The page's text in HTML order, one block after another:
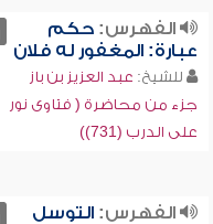
الفهرس:حكم
عبارة: المغفور له فلان
للشيخ: عبد العزيز بن باز
جزء من محاضرة ( فتاوى نور
على الدرب (731))
الفهرس:التوسل